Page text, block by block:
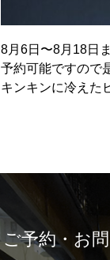
8月6日〜8月18日
予約可能ですので
キンキンに冷えた
ご予約・お